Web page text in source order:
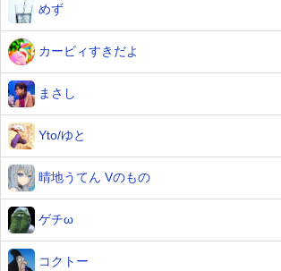
めず
カービィすきだよ
まさし
Yto/ゆと
晴地うてん Vのもの
ゲチω
コクトー